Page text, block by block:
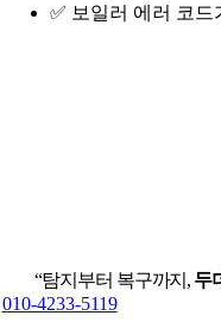
✅ 보일러 에러 코
“탐지부터 복구까지, 두
010-4233-5119